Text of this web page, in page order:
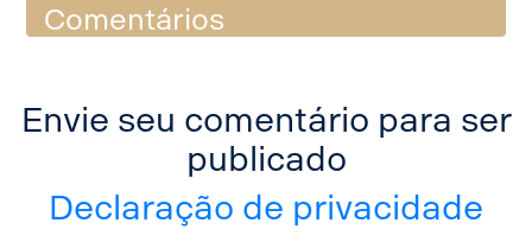
Comentários
Envie seu comentário para ser
publicado
Declaração de privacidade